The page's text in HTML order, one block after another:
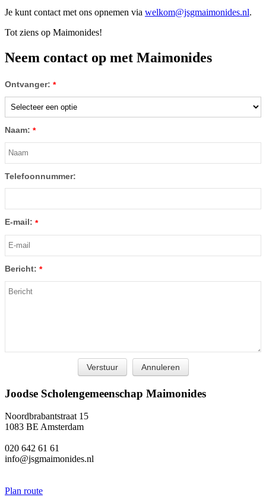
Je kunt contact met ons opnemen via welkom@jsgmaimonides.nl.
Tot ziens op Maimonides!
Neem contact op met Maimonides
Ontvanger: *
Naam: *
Telefoonnummer:
E-mail: *
Bericht: *
Joodse Scholengemeenschap Maimonides
Noordbrabantstraat 15
1083 BE Amsterdam
020 642 61 61
info@jsgmaimonides.nl
Plan route